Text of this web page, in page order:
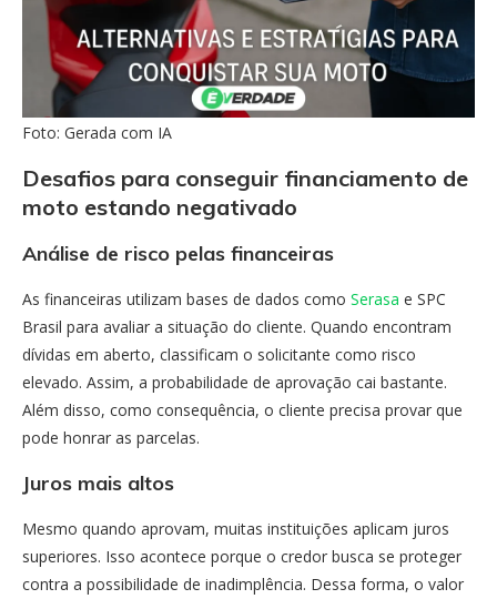
Foto: Gerada com IA
Desafios para conseguir financiamento de
moto estando negativado
Análise de risco pelas financeiras
As financeiras utilizam bases de dados como Serasa e SPC
Brasil para avaliar a situação do cliente. Quando encontram
dívidas em aberto, classificam o solicitante como risco
elevado. Assim, a probabilidade de aprovação cai bastante.
Além disso, como consequência, o cliente precisa provar que
pode honrar as parcelas.
Juros mais altos
Mesmo quando aprovam, muitas instituições aplicam juros
superiores. Isso acontece porque o credor busca se proteger
contra a possibilidade de inadimplência. Dessa forma, o valor